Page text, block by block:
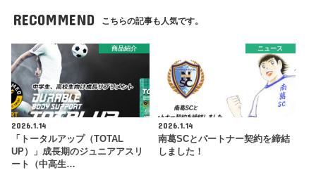
RECOMMEND こちらの記事も人気です。
商品紹介
2026.1.14
「トータルアップ（TOTAL
UP）」成長期のジュニアアスリ
ート（中高生…
ニュース
2026.1.14
南葛SCとパートナー契約を締結
しました！